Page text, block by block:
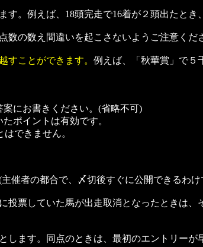
。例えば、18頭完走で16着が２頭出たとき
数の数え間違いを起こさないようご注意くだ
すことができます。 例えば、「秋華賞」で５
にお書きください。(省略不可)
ポイントは有効です。
できません。
催者の都合で、〆切後すぐに公開できるわ
票していた馬が出走取消となったときは
ます。同点のときは、最初のエントリーが